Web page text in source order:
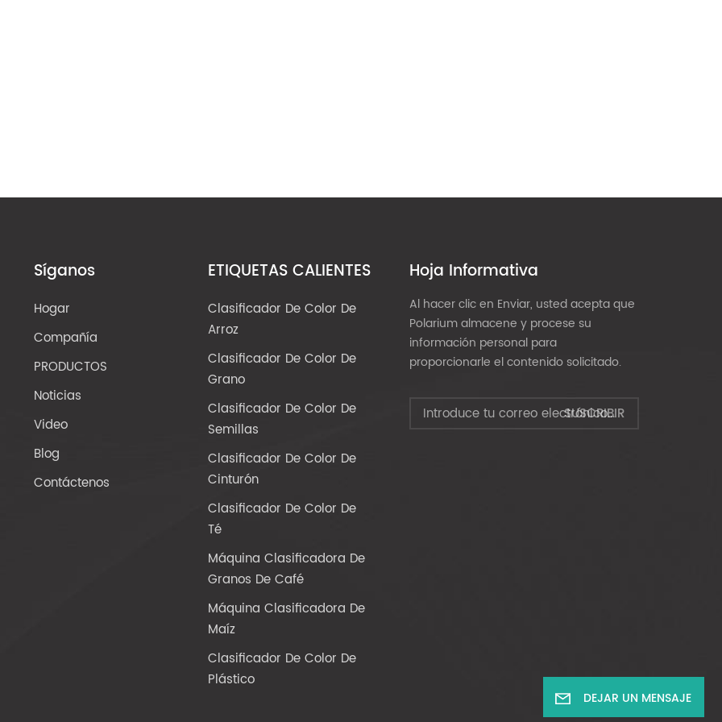
Síganos
Hogar
Compañía
PRODUCTOS
Noticias
Video
Blog
Contáctenos
ETIQUETAS CALIENTES
Clasificador De Color De
Arroz
Clasificador De Color De
Grano
Clasificador De Color De
Semillas
Clasificador De Color De
Cinturón
Clasificador De Color De
Té
Máquina Clasificadora De
Granos De Café
Máquina Clasificadora De
Maíz
Clasificador De Color De
Plástico
Hoja Informativa
Al hacer clic en Enviar, usted acepta que
Polarium almacene y procese su
información personal para
proporcionarle el contenido solicitado.
DEJAR UN MENSAJE